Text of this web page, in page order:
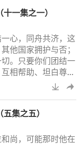
有十个称号。我不
没有差别。我不觉
最近觉得更有力
付业障。我觉得自
更」不
一集之一）
心，同舟共济，这
他国家拥护与否；
。只要你们团结一
相帮助、坦白尊
情况就会好转。没什
。只要两韩同心协
韩国至今，很多韩
修行人。贵国一直
集之五）
尚，可能那时他在